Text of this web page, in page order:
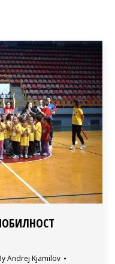
Andrej Kjamilov